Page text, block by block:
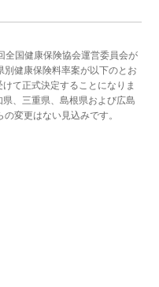
国健康保険協会運営委員会が
健康保険料率案が以下のとお
て正式決定することになりま
、三重県、島根県および広島
変更はない見込みです。